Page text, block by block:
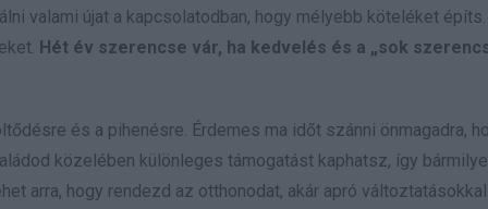
valami újat a kapcsolatodban, hogy mélyebb köteléket
Hét év szerencse vár, ha kedvelés és a „sok
és a pihenésre. Érdemes ma időt szánni önmagadra,
közelében különleges támogatást kaphatsz, így
arra, hogy rendezd az otthonodat, akár apró